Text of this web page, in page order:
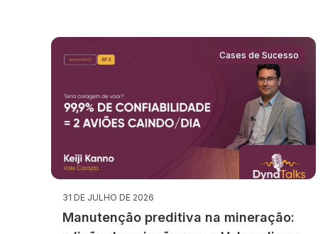
Cases de Sucesso
31 DE JULHO DE 2026
Manutenção preditiva na mineração: